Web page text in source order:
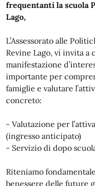
frequentanti la scuola
Lago,
L’Assessorato alle
Revine Lago, vi invita
manifestazione
importante per
famiglie e valutare
concreto:
- Valutazione per
(ingresso anticipato)
- Servizio di dopo
Riteniamo
benessere delle future